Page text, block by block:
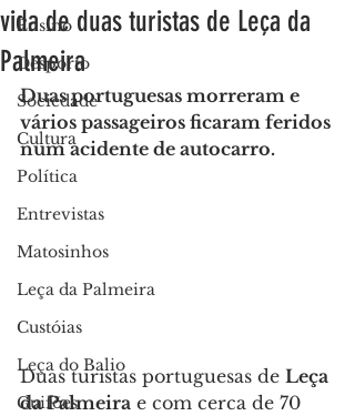
Ensino
Desporto
Sociedade
Cultura
Política
Entrevistas
Matosinhos
Leça da Palmeira
Custóias
Leça do Balio
Guifões
vida de duas turistas de Leça da
Palmeira
Duas portuguesas morreram e
vários passageiros ficaram feridos
num acidente de autocarro.
Duas turistas portuguesas de Leça
da Palmeira e com cerca de 70